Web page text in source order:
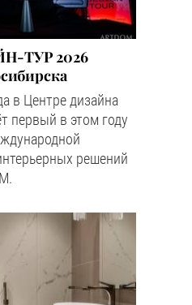
ТУР 2026
в Центре дизайна
первый в этом году
решений